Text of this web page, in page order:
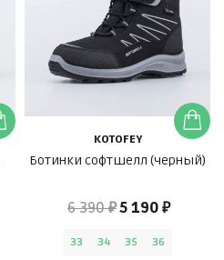
KOTOFEY
Ботинки софтшелл (черный)
6 390 ₽5 190 ₽
33 34 35 36